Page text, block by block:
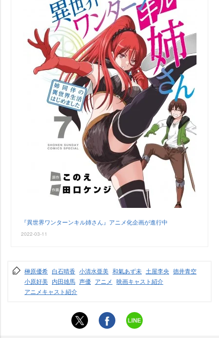
『異世界ワンターンキル姉さん』アニメ化企画が進行中
2022-03-11
榊原優希 白石晴香 小清水亜美 和氣あず未 土屋李央 徳井青空
小原好美 内田雄馬 声優 アニメ 映画キャスト紹介
アニメキャスト紹介